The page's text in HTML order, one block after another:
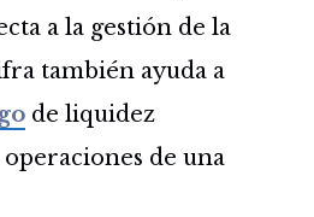
a la gestión de la
también ayuda a
de liquidez
de una